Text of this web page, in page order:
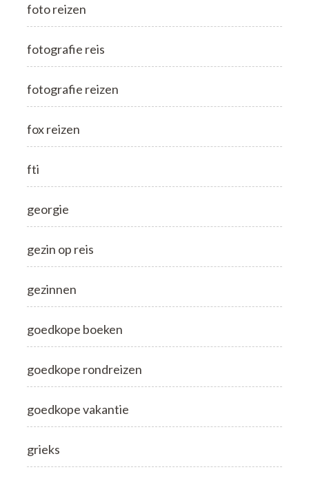
foto reizen
fotografie reis
fotografie reizen
fox reizen
fti
georgie
gezin op reis
gezinnen
goedkope boeken
goedkope rondreizen
goedkope vakantie
grieks